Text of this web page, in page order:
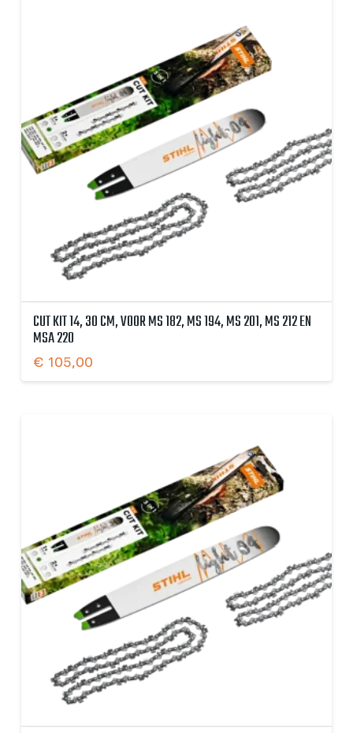
CUT KIT 14, 30 CM, VOOR MS 182, MS 194, MS 201, MS 212 EN
MSA 220
€ 105,00